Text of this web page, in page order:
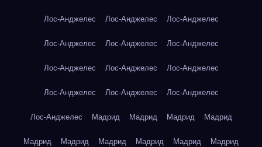
Лос-Анджелес Лос-Анджелес Лос-Анджелес
Лос-Анджелес Лос-Анджелес Лос-Анджелес
Лос-Анджелес Лос-Анджелес Лос-Анджелес
Лос-Анджелес Лос-Анджелес Лос-Анджелес
Лос-Анджелес Мадрид Мадрид Мадрид Мадрид
Мадрид Мадрид Мадрид Мадрид Мадрид Мадрид